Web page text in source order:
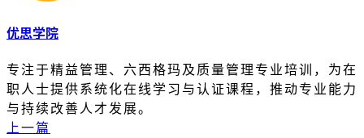
优思学院
专注于精益管理、六西格玛及质量管理专业培训，为在
职人士提供系统化在线学习与认证课程，推动专业能力
与持续改善人才发展。
上一篇